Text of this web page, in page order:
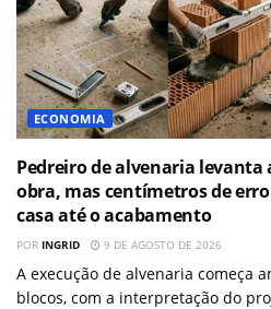
ECONOMIA
Pedreiro de alvenaria levanta
obra, mas centímetros de
casa até o acabamento
POR INGRID 9 DE AGOSTO DE 2026
A execução de alvenaria começa
blocos, com a interpretação do